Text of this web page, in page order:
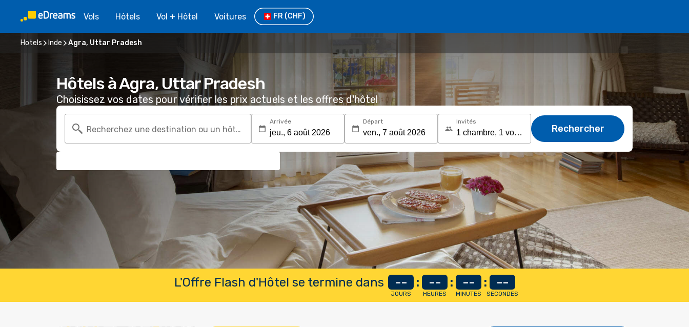
Vols Hôtels Vol + Hôtel Voitures FR (CHF)
Hotels Inde Agra, Uttar Pradesh
Hôtels à Agra, Uttar Pradesh
Choisissez vos dates pour vérifier les prix actuels et les offres d'hôtel
Recherchez une destination ou un hôtel
Arrivée Départ Invités
Rechercher
L'Offre Flash d'Hôtel se termine dans --
JOURS
: --
HEURES
: --
MINUTES
: --
SECONDES